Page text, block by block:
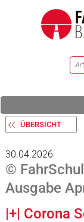
ÜBERSICHT
30.04.2026
©
Ausgabe
|+| Corona